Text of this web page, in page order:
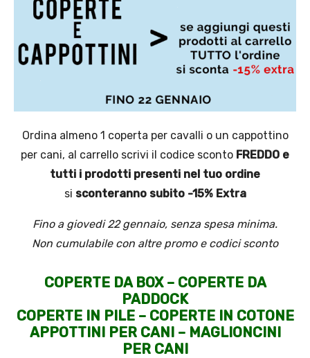
Ordina almeno 1 coperta per cavalli o un cappottino
per cani, al carrello scrivi il codice sconto FREDDO e
tutti i prodotti presenti nel tuo ordine
si sconteranno subito -15% Extra
Fino a giovedi 22 gennaio, senza spesa minima.
Non cumulabile con altre promo e codici sconto
COPERTE DA BOX– COPERTE DA
PADDOCK
COPERTE IN PILE– COPERTE IN COTONE
APPOTTINI PER CANI– MAGLIONCINI
PER CANI